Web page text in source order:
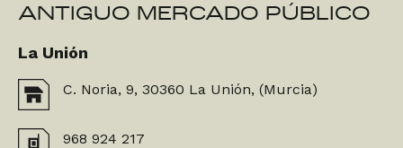
ANTIGUO MERCADO PÚBLICO
La Unión
C. Noria, 9, 30360 La Unión, (Murcia)
968 924 217